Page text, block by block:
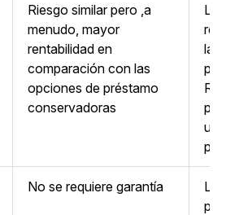
Riesgo similar pero ,a
menudo, mayor
rentabilidad en
comparación con las
opciones de préstamo
conservadoras
La
la
No se requiere garantía